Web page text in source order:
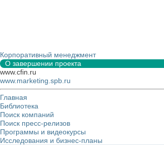
Корпоративный менеджмент
О завершении проекта
www.cfin.ru
www.marketing.spb.ru
Главная
Библиотека
Поиск компаний
Поиск пресс-релизов
Программы и видеокурсы
Исследования и бизнес-планы